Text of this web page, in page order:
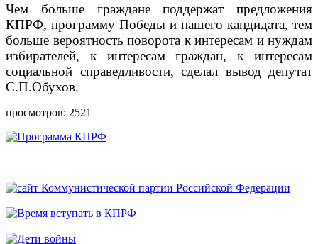
Чем больше граждане поддержат предложения
КПРФ, программу Победы и нашего кандидата, тем
больше вероятность поворота к интересам и нуждам
избирателей, к интересам граждан, к интересам
социальной справедливости, сделал вывод депутат
С.П.Обухов.
просмотров: 2521